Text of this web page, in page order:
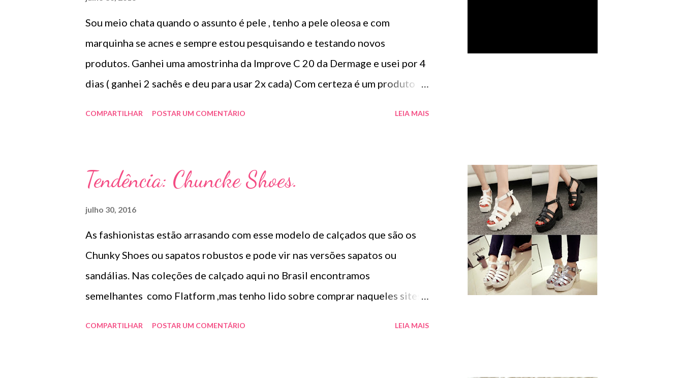
desespere, procure uma lavanderia em até 48 horas para remover a mancha.
Como guardar: Se o seu vestido for pesado assim como os de renda com
bordados ou os de tule o ideal é que seja guardado dobrados...
Sou meio chata quando o assunto é pele , tenho a pele oleosa e com
marquinha se acnes e sempre estou pesquisando e testando novos
produtos. Ganhei uma amostrinha da Improve C 20 da Dermage e usei por 4
dias ( ganhei 2 sachês e deu para usar 2x cada) Com certeza é um produto
C 20 previne e trata o fotoenvelhecimento cutâneo e atenua as rugas
(finas e moderadas). Benefícios: - Potente ação antioxidante; - Restaura a
COMPARTILHAR POSTAR UM COMENTÁRIO LEIA MAIS
Tendência: Chuncke Shoes.
julho 30, 2016
As fashionistas estão arrasando com esse modelo de calçados que são os
Chunky Shoes ou sapatos robustos e pode vir nas versões sapatos ou
sandálias. Nas coleções de calçado aqui no Brasil encontramos
semelhantes como Flatform ,mas tenho lido sobre comprar naqueles sites
COMPARTILHAR POSTAR UM COMENTÁRIO LEIA MAIS